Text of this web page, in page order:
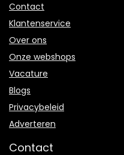
Contact
Klantenservice
Over ons
Onze webshops
Vacature
Blogs
Privacybeleid
Adverteren
Contact